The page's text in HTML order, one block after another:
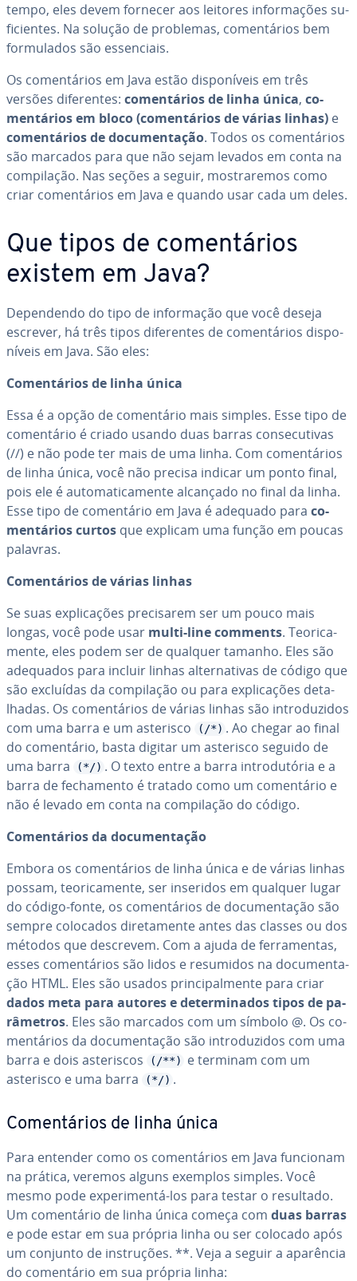
tempo, eles devem fornecer aos leitores in­for­ma­ções su­
fi­ci­en­tes. Na solução de problemas, co­men­tá­rios bem
for­mu­la­dos são es­sen­ci­ais.
Os co­men­tá­rios em Java estão dis­po­ní­veis em três
versões di­fe­ren­tes: co­men­tá­rios de linha única, co­
men­tá­rios em bloco (co­men­tá­rios de várias linhas) e
co­men­tá­rios de do­cu­men­ta­ção. Todos os co­men­tá­rios
são marcados para que não sejam levados em conta na
com­pi­la­ção. Nas seções a seguir, mos­tra­re­mos como
criar co­men­tá­rios em Java e quando usar cada um deles.
Que tipos de co­men­tá­rios
existem em Java?
De­pen­dendo do tipo de in­for­ma­ção que você deseja
escrever, há três tipos di­fe­ren­tes de co­men­tá­rios dis­po­
ní­veis em Java. São eles:
Co­men­tá­rios de linha única
Essa é a opção de co­men­tá­rio mais simples. Esse tipo de
co­men­tá­rio é criado usando duas barras con­se­cu­ti­vas
(//) e não pode ter mais de uma linha. Com co­men­tá­rios
de linha única, você não precisa indicar um ponto final,
pois ele é au­to­ma­ti­ca­mente alcançado no final da linha.
Esse tipo de co­men­tá­rio em Java é adequado para co­
men­tá­rios curtos que explicam uma função em poucas
palavras.
Co­men­tá­rios de várias linhas
Se suas ex­pli­ca­ções pre­ci­sa­rem ser um pouco mais
longas, você pode usar multi-line comments. Te­o­ri­ca­
mente, eles podem ser de qualquer tamanho. Eles são
adequados para incluir linhas al­ter­na­ti­vas de código que
são excluídas da com­pi­la­ção ou para ex­pli­ca­ções de­ta­
lha­das. Os co­men­tá­rios de várias linhas são in­tro­du­zi­dos
com uma barra e um asterisco
(/*) . Ao chegar ao final
do co­men­tá­rio, basta digitar um asterisco seguido de
uma barra
(*/) . O texto entre a barra in­tro­du­tó­ria e a
barra de fe­cha­mento é tratado como um co­men­tá­rio e
não é levado em conta na com­pi­la­ção do código.
Co­men­tá­rios da do­cu­men­ta­ção
Embora os co­men­tá­rios de linha única e de várias linhas
possam, te­o­ri­ca­mente, ser inseridos em qualquer lugar
do código-fonte, os co­men­tá­rios de do­cu­men­ta­ção são
sempre colocados di­re­ta­mente antes das classes ou dos
métodos que descrevem. Com a ajuda de fer­ra­men­tas,
esses co­men­tá­rios são lidos e resumidos na do­cu­men­ta­
ção HTML. Eles são usados prin­ci­pal­mente para criar
dados meta para autores e de­ter­mi­na­dos tipos de pa­
râ­me­tros. Eles são marcados com um símbolo @. Os co­
men­tá­rios da do­cu­men­ta­ção são in­tro­du­zi­dos com uma
barra e dois as­te­ris­cos
(/**)
e terminam com um
asterisco e uma barra
(*/) .
Co­men­tá­rios de linha única
Para entender como os co­men­tá­rios em Java funcionam
na prática, veremos alguns exemplos simples. Você
mesmo pode ex­pe­ri­mentá-los para testar o resultado.
Um co­men­tá­rio de linha única começa com duas barras
e pode estar em sua própria linha ou ser colocado após
um conjunto de ins­tru­ções. **. Veja a seguir a aparência
do co­men­tá­rio em sua própria linha: